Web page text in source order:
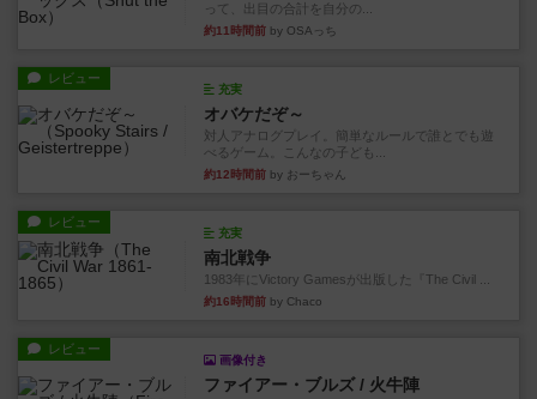
って、出目の合計を自分の...
約11時間前 by OSAっち
レビュー
充実
オバケだぞ～
対人アナログプレイ。簡単なルールで誰とでも遊
べるゲーム。こんなの子ども...
約12時間前 by おーちゃん
レビュー
充実
南北戦争
1983年にVictory Gamesが出版した『The Civil ...
約16時間前 by Chaco
レビュー
画像付き
ファイアー・ブルズ / 火牛陣